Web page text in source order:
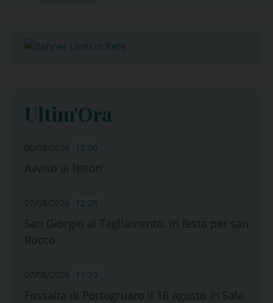
Ultim'Ora
06/08/2026 12:00
Avviso ai lettori
07/08/2026 12:28
San Giorgio al Tagliamento: in festa per san
Rocco
07/08/2026 11:29
Fossalta di Portogruaro il 16 agosto in Sala